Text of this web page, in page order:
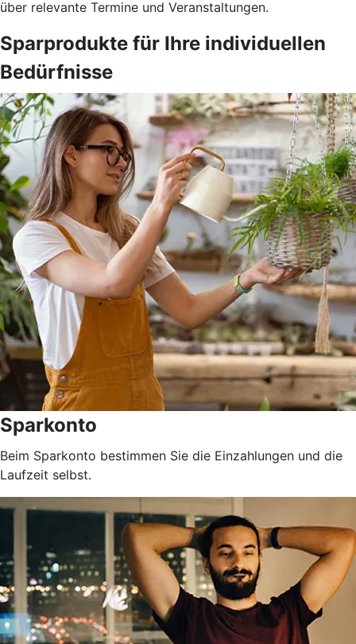
über relevante Termine und Veranstaltungen.
Sparprodukte für Ihre individuellen
Bedürfnisse
Sparkonto
Beim Sparkonto bestimmen Sie die Einzahlungen und die
Laufzeit selbst.